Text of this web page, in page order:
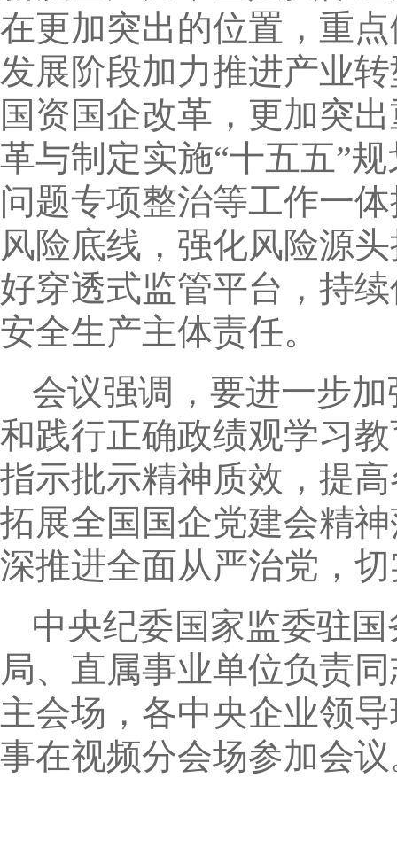
在更加突出的位置，重
发展阶段加力推进产业
国资国企改革，更加突
革与制定实施“十五五”
问题专项整治等工作一
风险底线，强化风险源
好穿透式监管平台，持
安全生产主体责任。
会议强调，要进一步
和践行正确政绩观学习
指示批示精神质效，提
拓展全国国企党建会精
深推进全面从严治党，
中央纪委国家监委驻
局、直属事业单位负责
主会场，各中央企业领
事在视频分会场参加会